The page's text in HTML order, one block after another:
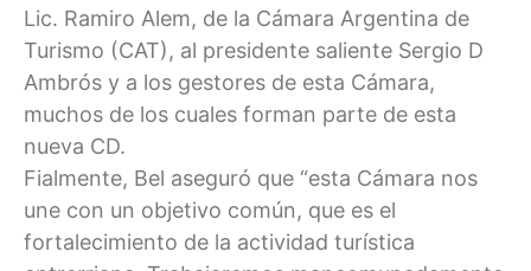
Lic. Ramiro Alem, de la Cámara Argentina de
Turismo (CAT), al presidente saliente Sergio D
Ambrós y a los gestores de esta Cámara,
muchos de los cuales forman parte de esta
nueva CD.
Fialmente, Bel aseguró que “esta Cámara nos
une con un objetivo común, que es el
fortalecimiento de la actividad turística